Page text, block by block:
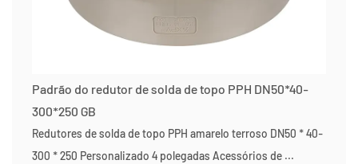
Padrão do redutor de solda de topo PPH DN50*40-
300*250 GB
Redutores de solda de topo PPH amarelo terroso DN50 * 40-
300 * 250 Personalizado 4 polegadas Acessórios de ...